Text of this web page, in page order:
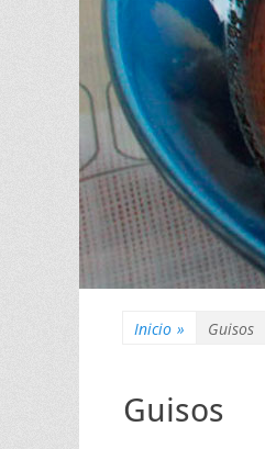
Inicio » Guisos
Guisos